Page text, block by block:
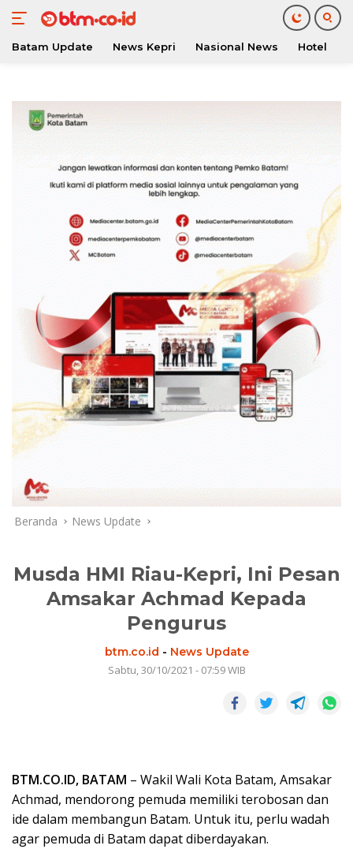
konten
Batam Update News Kepri Nasional News Hotel
Beranda News Update
Musda HMI Riau-Kepri, Ini Pesan
Amsakar Achmad Kepada
Pengurus
btm.co.id - News Update
Sabtu, 30/10/2021 - 07:59 WIB
BTM.CO.ID, BATAM – Wakil Wali Kota Batam, Amsakar
Achmad, mendorong pemuda memiliki terobosan dan
ide dalam membangun Batam. Untuk itu, perlu wadah
agar pemuda di Batam dapat diberdayakan.